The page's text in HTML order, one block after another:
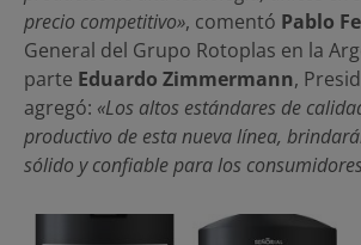
precio competitivo», comentó Pablo
General del Grupo Rotoplas en la
parte Eduardo Zimmermann,
agregó: «Los altos estándares de
productivo de esta nueva línea,
sólido y confiable para los